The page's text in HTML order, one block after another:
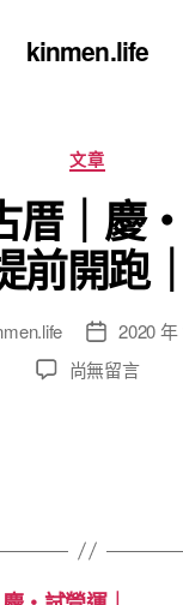
kinmen.life
分
類
文章
厝｜慶
前開跑｜
文
章
發
2020 年
在
慶・
尚無留言